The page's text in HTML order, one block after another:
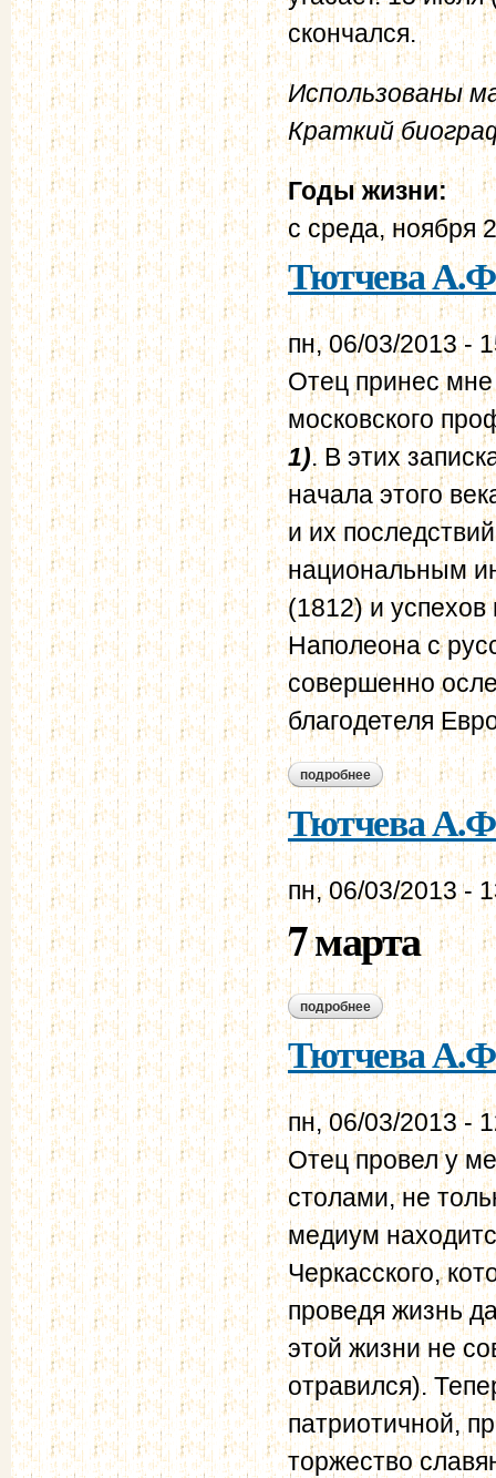
скончался.
Использованы
Краткий
Годы жизни:
ссреда, ноября
Тютчева
пн, 06/03/2013 -
Отец принес мне
московского
1). В этих
начала этого
и их
национальным
(1812) и успехов
Наполеона с
совершенно
благодетеля
подробнее о тютчева а.ф.
Тютчева
пн, 06/03/2013 -
7 марта
подробнее о тютчева а.ф.
Тютчева
пн, 06/03/2013 -
Отец провел у
столами, не
медиум
Черкасского,
проведя жизнь
этой жизни не
отравился).
патриотичной,
торжество